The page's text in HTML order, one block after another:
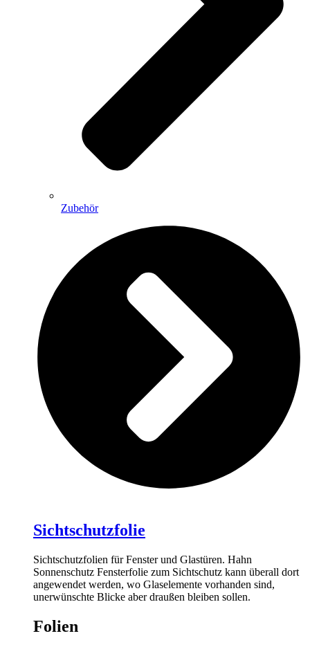
Zubehör
Sichtschutzfolie
Sichtschutzfolien für Fenster und Glastüren. Hahn
Sonnenschutz Fensterfolie zum Sichtschutz kann überall dort
angewendet werden, wo Glaselemente vorhanden sind,
unerwünschte Blicke aber draußen bleiben sollen.
Folien